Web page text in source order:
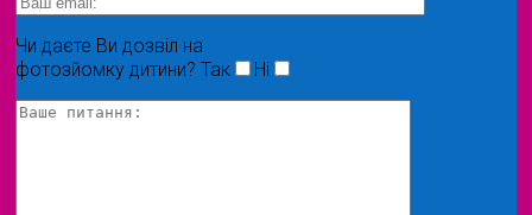
Чи даєте Ви дозвіл на
фотозйомку дитини? Так Ні